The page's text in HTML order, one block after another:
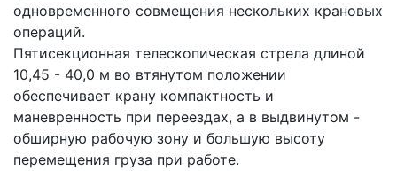
одновременного совмещения нескольких крановых
операций.
Пятисекционная телескопическая стрела длиной
10,45 - 40,0 м во втянутом положении
обеспечивает крану компактность и
маневренность при переездах, а в выдвинутом -
обширную рабочую зону и большую высоту
перемещения груза при работе.